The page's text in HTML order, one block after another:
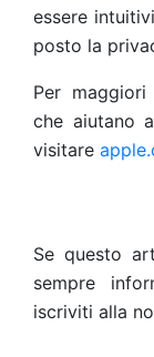
essere
posto la
Per
che aiutano
visitare
Se questo
sempre
iscriviti alla